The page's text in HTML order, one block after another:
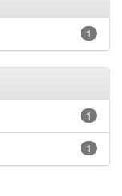
1
1
1